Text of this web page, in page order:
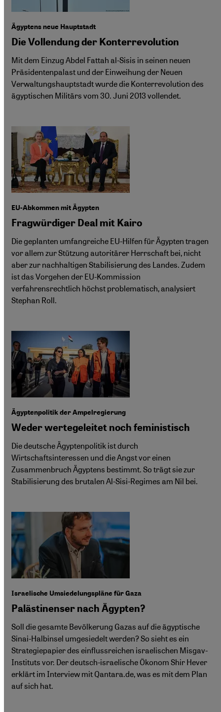
Ägyptens neue Hauptstadt
Die Vollendung der Konterrevolution
Mit dem Einzug Abdel Fattah al-Sisis in seinen neuen
Präsidentenpalast und der Einweihung der Neuen
Verwaltungshauptstadt wurde die Konterrevolution des
ägyptischen Militärs vom 30. Juni 2013 vollendet.
EU-Abkommen mit Ägypten
Fragwürdiger Deal mit Kairo
Die geplanten umfangreiche EU-Hilfen für Ägypten tragen
vor allem zur Stützung autoritärer Herrschaft bei, nicht
aber zur nachhaltigen Stabilisierung des Landes. Zudem
ist das Vorgehen der EU-Kommission
verfahrensrechtlich höchst problematisch, analysiert
Stephan Roll.
Ägyptenpolitik der Ampelregierung
Weder wertegeleitet noch feministisch
Die deutsche Ägyptenpolitik ist durch
Wirtschaftsinteressen und die Angst vor einen
Zusammenbruch Ägyptens bestimmt. So trägt sie zur
Stabilisierung des brutalen Al-Sisi-Regimes am Nil bei.
Israelische Umsiedelungspläne für Gaza
Palästinenser nach Ägypten?
Soll die gesamte Bevölkerung Gazas auf die ägyptische
Sinai-Halbinsel umgesiedelt werden? So sieht es ein
Strategiepapier des einflussreichen israelischen Misgav-
Instituts vor. Der deutsch-israelische Ökonom Shir Hever
erklärt im Interview mit Qantara.de, was es mit dem Plan
auf sich hat.